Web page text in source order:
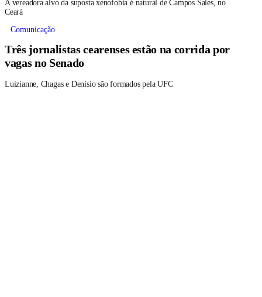
A vereadora alvo da suposta xenofobia é natural de Campos Sales, no
Ceará
Comunicação
Três jornalistas cearenses estão na corrida por
vagas no Senado
Luizianne, Chagas e Denísio são formados pela UFC